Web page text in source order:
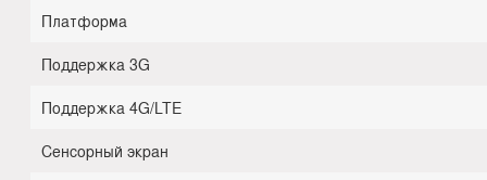
Платформа
Поддержка 3G
Поддержка 4G/LTE
Сенсорный экран